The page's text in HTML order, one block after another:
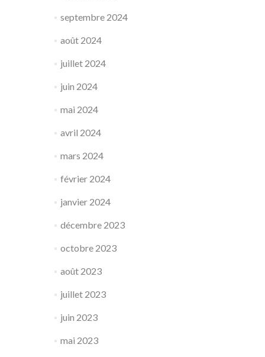
septembre 2024
août 2024
juillet 2024
juin 2024
mai 2024
avril 2024
mars 2024
février 2024
janvier 2024
décembre 2023
octobre 2023
août 2023
juillet 2023
juin 2023
mai 2023